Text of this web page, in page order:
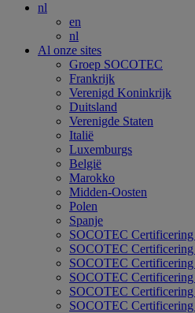
nl
en
nl
Al onze sites
Groep SOCOTEC
Frankrijk
Verenigd Koninkrijk
Duitsland
Verenigde Staten
Italië
Luxemburgs
België
Marokko
Midden-Oosten
Polen
Spanje
SOCOTEC Certificering
SOCOTEC Certificering
SOCOTEC Certificering
SOCOTEC Certificering
SOCOTEC Certificering
SOCOTEC Certificering